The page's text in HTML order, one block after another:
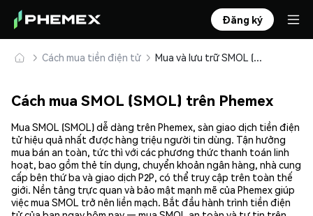
Đăng ký
Cách mua tiền điện tử Mua và lưu trữ SMOL (SMOL) an toàn
Cách mua SMOL (SMOL) trên Phemex
Mua SMOL (SMOL) dễ dàng trên Phemex, sàn giao dịch tiền điện
tử hiệu quả nhất được hàng triệu người tin dùng. Tận hưởng
mua bán an toàn, tức thì với các phương thức thanh toán linh
hoạt, bao gồm thẻ tín dụng, chuyển khoản ngân hàng, nhà cung
cấp bên thứ ba và giao dịch P2P, có thể truy cập trên toàn thế
giới. Nền tảng trực quan và bảo mật mạnh mẽ của Phemex giúp
việc mua SMOL trở nên liền mạch. Bắt đầu hành trình tiền điện